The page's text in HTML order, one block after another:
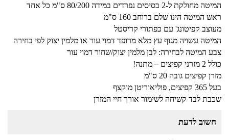
המיטה מחולקת ל-2 בסיסים נפרדים במידה 80/200 ס"מ כל אחד
ראש המיטה הינו שלם ברוחב 160 ס"מ
מעוצב קפיטונג' עם כפתורי קריסטל
המיטה עשויה מגוף עץ מלא מרופד דמוי עור או מלמין יצוק לפי בחירה
צבע המיטה לבחירה: לבן מלמין יצוק/שחור דמוי עור
כולל 2 מזרני קפיצים – מתנה!
מזרן קפיצים גובה 20 ס"מ
בעל 365 קפיצים, פוליאוריטן מוקצף
שכבת לבד קשיחה לשימור אורך חיי המזרן
חשוב לדעת